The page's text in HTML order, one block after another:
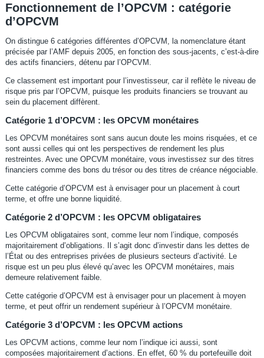
Fonctionnement de l’OPCVM : catégorie
d’OPCVM
On distingue 6 catégories différentes d’OPCVM, la nomenclature étant
précisée par l’AMF depuis 2005, en fonction des sous-jacents, c’est-à-dire
des actifs financiers, détenu par l’OPCVM.
Ce classement est important pour l’investisseur, car il reflète le niveau de
risque pris par l’OPCVM, puisque les produits financiers se trouvant au
sein du placement diffèrent.
Catégorie 1 d’OPCVM : les OPCVM monétaires
Les OPCVM monétaires sont sans aucun doute les moins risquées, et ce
sont aussi celles qui ont les perspectives de rendement les plus
restreintes. Avec une OPCVM monétaire, vous investissez sur des titres
financiers comme des bons du trésor ou des titres de créance négociable.
Cette catégorie d’OPCVM est à envisager pour un placement à court
terme, et offre une bonne liquidité.
Catégorie 2 d’OPCVM : les OPCVM obligataires
Les OPCVM obligataires sont, comme leur nom l’indique, composés
majoritairement d’obligations. Il s’agit donc d’investir dans les dettes de
l’État ou des entreprises privées de plusieurs secteurs d’activité. Le
risque est un peu plus élevé qu’avec les OPCVM monétaires, mais
demeure relativement faible.
Cette catégorie d’OPCVM est à envisager pour un placement à moyen
terme, et peut offrir un rendement supérieur à l’OPCVM monétaire.
Catégorie 3 d’OPCVM : les OPCVM actions
Les OPCVM actions, comme leur nom l’indique ici aussi, sont
composées majoritairement d’actions. En effet, 60 % du portefeuille doit